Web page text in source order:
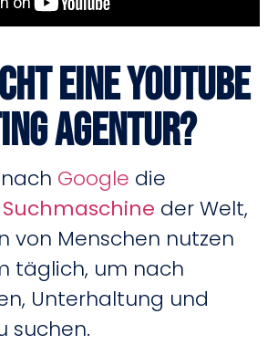
eine Youtube
Agentur?
Google die
Suchmaschine der Welt,
von Menschen nutzen
täglich, um nach
Unterhaltung und
suchen.